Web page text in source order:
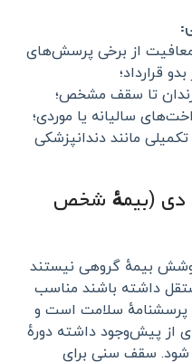
معافیت از برخی پرسش‌های
قرارداد؛
تا سقف مشخص؛
سالیانه یا موردی؛
مانند دندانپزشکی
دی (بیمهٔ شخص
بیمهٔ گروهی نیستند
داشته باشند مناسب
پرسشنامهٔ سلامت است و
از پیش‌وجود داشته دورهٔ
شود. سقف سنی برای